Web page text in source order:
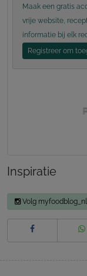
Maak een gratis
vrije website,
informatie bij elk
Registreer om
Inspiratie
Volg myfoodblog_nl